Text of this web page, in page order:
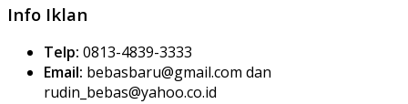
Info Iklan
Telp: 0813-4839-3333
Email: bebasbaru@gmail.com dan
rudin_bebas@yahoo.co.id